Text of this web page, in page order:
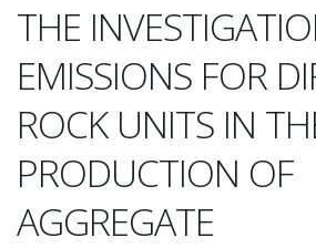
THE
EMISSIONS FOR
ROCK UNITS IN
PRODUCTION OF
AGGREGATE